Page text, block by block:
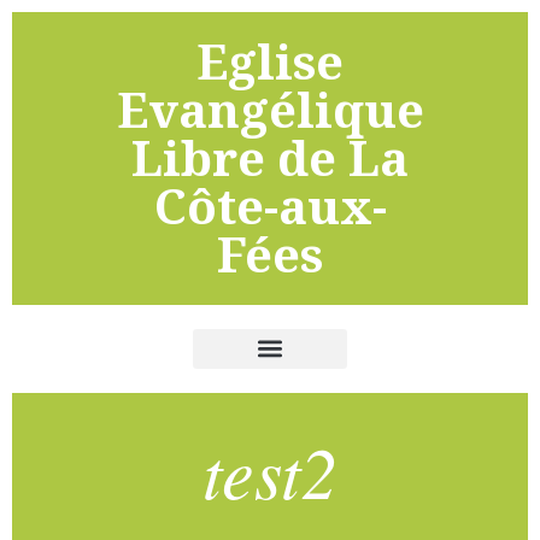
Eglise
Evangélique
Libre de La
Côte-aux-
Fées
test2